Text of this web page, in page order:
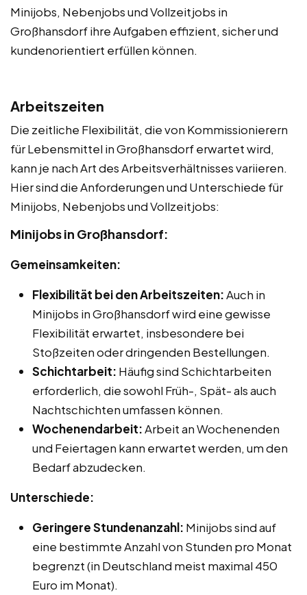
Minijobs, Nebenjobs und Vollzeitjobs in
Großhansdorf ihre Aufgaben effizient, sicher und
kundenorientiert erfüllen können.
Arbeitszeiten
Die zeitliche Flexibilität, die von Kommissionierern
für Lebensmittel in Großhansdorf erwartet wird,
kann je nach Art des Arbeitsverhältnisses variieren.
Hier sind die Anforderungen und Unterschiede für
Minijobs, Nebenjobs und Vollzeitjobs:
Minijobs in Großhansdorf:
Gemeinsamkeiten:
Flexibilität bei den Arbeitszeiten:Auch in
Minijobs in Großhansdorf wird eine gewisse
Flexibilität erwartet, insbesondere bei
Stoßzeiten oder dringenden Bestellungen.
Schichtarbeit: Häufig sind Schichtarbeiten
erforderlich, die sowohl Früh-, Spät- als auch
Nachtschichten umfassen können.
Wochenendarbeit:Arbeit an Wochenenden
und Feiertagen kann erwartet werden, um den
Bedarf abzudecken.
Unterschiede:
Geringere Stundenanzahl: Minijobs sind auf
eine bestimmte Anzahl von Stunden pro Monat
begrenzt (in Deutschland meist maximal 450
Euro im Monat).